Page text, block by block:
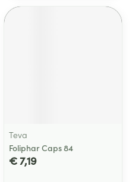
Teva
Foliphar Caps 84
€ 7,19